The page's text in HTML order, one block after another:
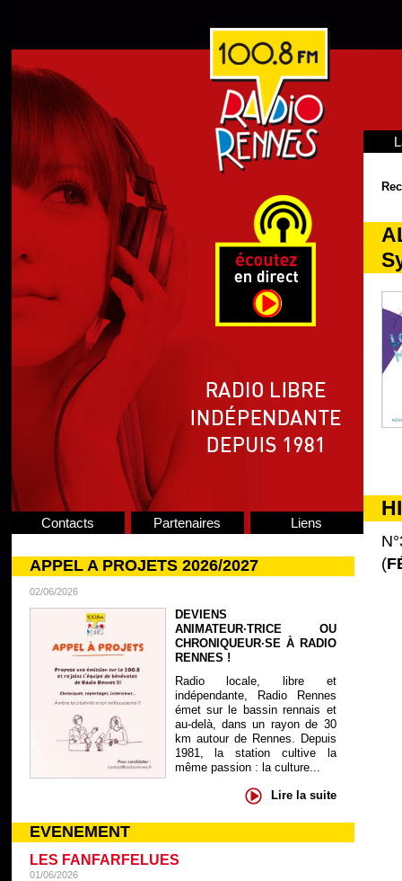
Contacts Partenaires Liens
APPEL A PROJETS 2026/2027
02/06/2026
DEVIENS
ANIMATEUR·TRICE OU
CHRONIQUEUR·SE À RADIO
RENNES !
Radio locale, libre et
indépendante, Radio Rennes
émet sur le bassin rennais et
au-delà, dans un rayon de 30
km autour de Rennes. Depuis
1981, la station cultive la
même passion : la culture...
Lire la suite
EVENEMENT
LES FANFARFELUES
01/06/2026
(